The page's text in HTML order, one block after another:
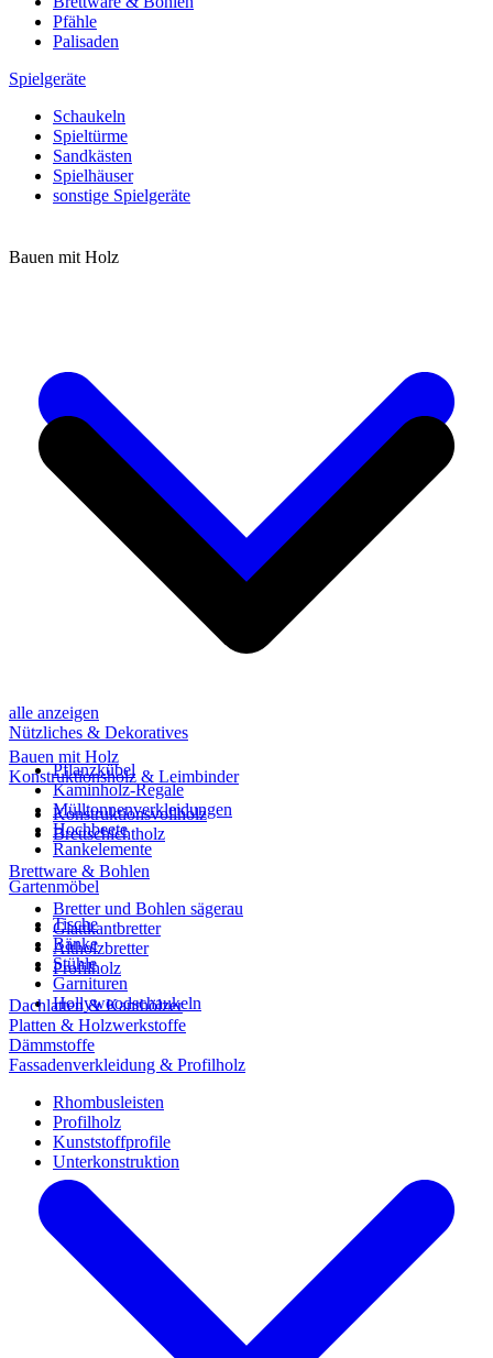
Pfähle
Palisaden
Spielgeräte
Schaukeln
Spieltürme
Sandkästen
Spielhäuser
sonstige Spielgeräte
alle anzeigen
Nützliches & Dekoratives
Pflanzkübel
Kaminholz-Regale
Mülltonnenverkleidungen
Hochbeete
Rankelemente
Gartenmöbel
Tische
Bänke
Stühle
Garnituren
Hollywoodschaukeln
Bauen mit Holz
Bauen mit Holz
Konstruktionsholz & Leimbinder
Konstruktionsvollholz
Brettschichtholz
Brettware & Bohlen
Bretter und Bohlen sägerau
Glattkantbretter
Altholzbretter
Profilholz
Dachlatten & Kanthölzer
Platten & Holzwerkstoffe
Dämmstoffe
Fassadenverkleidung & Profilholz
Rhombusleisten
Profilholz
Kunststoffprofile
Unterkonstruktion